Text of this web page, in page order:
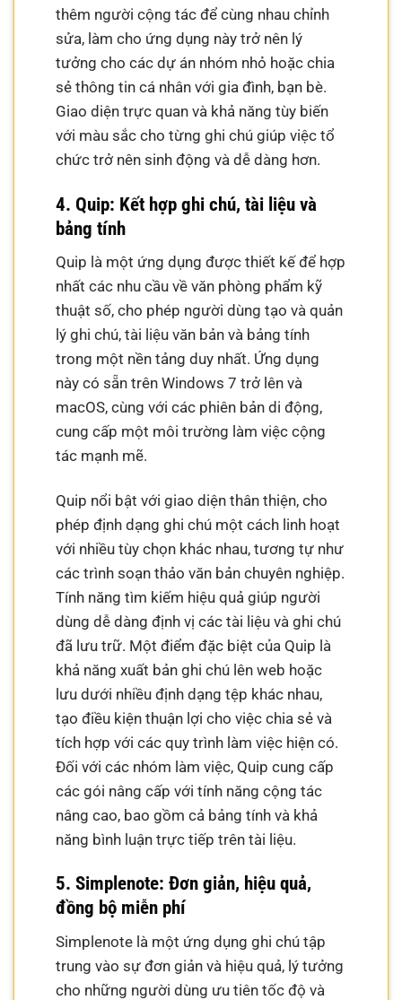
thêm người cộng tác để cùng nhau chỉnh
sửa, làm cho ứng dụng này trở nên lý
tưởng cho các dự án nhóm nhỏ hoặc chia
sẻ thông tin cá nhân với gia đình, bạn bè.
Giao diện trực quan và khả năng tùy biến
với màu sắc cho từng ghi chú giúp việc tổ
chức trở nên sinh động và dễ dàng hơn.
4. Quip: Kết hợp ghi chú, tài liệu và
bảng tính
Quip là một ứng dụng được thiết kế để hợp
nhất các nhu cầu về văn phòng phẩm kỹ
thuật số, cho phép người dùng tạo và quản
lý ghi chú, tài liệu văn bản và bảng tính
trong một nền tảng duy nhất. Ứng dụng
này có sẵn trên Windows 7 trở lên và
macOS, cùng với các phiên bản di động,
cung cấp một môi trường làm việc cộng
tác mạnh mẽ.
Quip nổi bật với giao diện thân thiện, cho
phép định dạng ghi chú một cách linh hoạt
với nhiều tùy chọn khác nhau, tương tự như
các trình soạn thảo văn bản chuyên nghiệp.
Tính năng tìm kiếm hiệu quả giúp người
dùng dễ dàng định vị các tài liệu và ghi chú
đã lưu trữ. Một điểm đặc biệt của Quip là
khả năng xuất bản ghi chú lên web hoặc
lưu dưới nhiều định dạng tệp khác nhau,
tạo điều kiện thuận lợi cho việc chia sẻ và
tích hợp với các quy trình làm việc hiện có.
Đối với các nhóm làm việc, Quip cung cấp
các gói nâng cấp với tính năng cộng tác
nâng cao, bao gồm cả bảng tính và khả
năng bình luận trực tiếp trên tài liệu.
5. Simplenote: Đơn giản, hiệu quả,
đồng bộ miễn phí
Simplenote là một ứng dụng ghi chú tập
trung vào sự đơn giản và hiệu quả, lý tưởng
cho những người dùng ưu tiên tốc độ và